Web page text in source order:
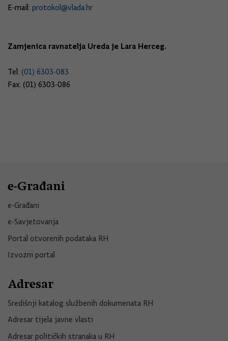
E-mail: protokol@vlada.hr
Zamjenica ravnatelja Ureda je Lara Herceg.
Tel: (01) 6303-083
Fax: (01) 6303-086
e-Građani
e-Građani
e-Savjetovanja
Portal otvorenih podataka RH
Izvozni portal
Adresar
Središnji katalog službenih dokumenata RH
Adresar tijela javne vlasti
Adresar političkih stranaka u RH